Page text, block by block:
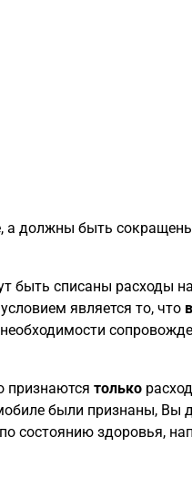
а должны быть
быть списаны расходы
является то, что
признаются только
были признаны, Вы
состоянию здоровья,